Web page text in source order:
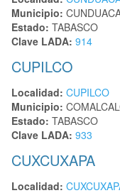
Municipio:
Estado: TABASCO
Clave LADA: 914
CUPILCO
Localidad: CUPILCO
Municipio:
Estado: TABASCO
Clave LADA: 933
CUXCUXAPA
Localidad: